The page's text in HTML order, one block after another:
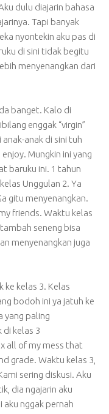
dulu diajarin bahasa
Tapi banyak
nyontekin aku pas di
di sini tidak begitu
menyenangkan dari
banget. Kalo di
enggak “virgin”
anak di sini tuh
Mungkin ini yang
baruku ini. 1 tahun
Unggulan 2. Ya
gitu menyenangkan.
friends. Waktu kelas
seneng bisa
menyenangkan juga
ke kelas 3. Kelas
bodoh ini ya jatuh ke
yang paling
di kelas 3
all of my mess that
grade. Waktu kelas 3,
sering diskusi. Aku
dia ngajarin aku
aku nggak pernah